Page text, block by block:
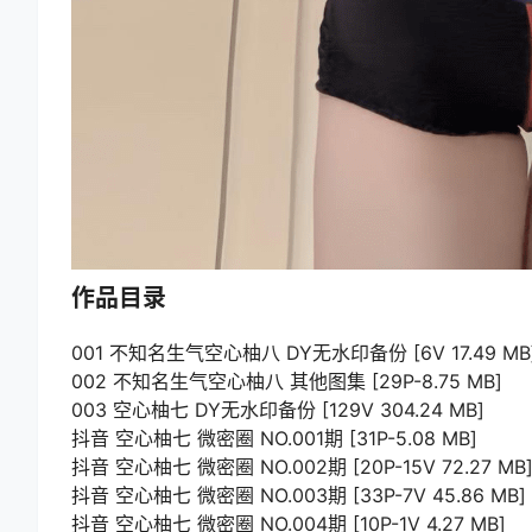
作品目录
001 不知名生气空心柚八 DY无水印备份 [6V 17.49
002 不知名生气空心柚八 其他图集 [29P-8.75 MB]
003 空心柚七 DY无水印备份 [129V 304.24 MB]
抖音 空心柚七 微密圈 NO.001期 [31P-5.08 MB]
抖音 空心柚七 微密圈 NO.002期 [20P-15V 72.27 MB]
抖音 空心柚七 微密圈 NO.003期 [33P-7V 45.86 MB]
抖音 空心柚七 微密圈 NO.004期 [10P-1V 4.27 MB]